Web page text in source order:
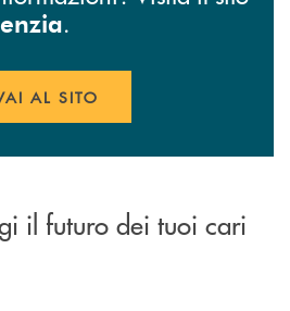
.
AL SITO
il futuro dei tuoi cari